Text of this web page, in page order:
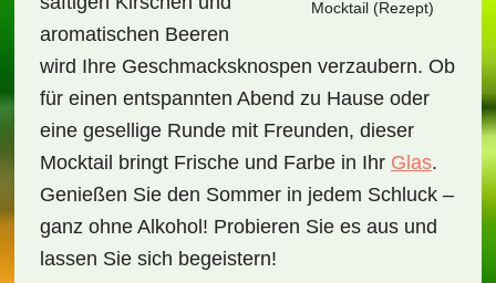
Mocktail (Rezept)
aromatischen Beeren
wird Ihre Geschmacksknospen verzaubern. Ob
für einen entspannten Abend zu Hause oder
eine gesellige Runde mit Freunden, dieser
Mocktail bringt Frische und Farbe in Ihr Glas.
Genießen Sie den Sommer in jedem Schluck –
ganz ohne Alkohol! Probieren Sie es aus und
lassen Sie sich begeistern!